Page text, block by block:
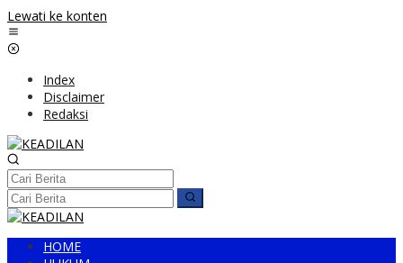
Lewati ke konten
Index
Disclaimer
Redaksi
HOME